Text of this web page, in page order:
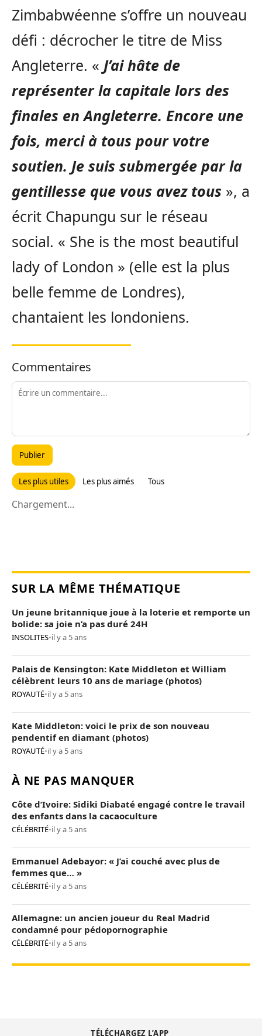
Zimbabwéenne s’offre un nouveau
défi : décrocher le titre de Miss
Angleterre. « J’ai hâte de
représenter la capitale lors des
finales en Angleterre. Encore une
fois, merci à tous pour votre
soutien. Je suis submergée par la
gentillesse que vous avez tous », a
écrit Chapungu sur le réseau
social. « She is the most beautiful
lady of London » (elle est la plus
belle femme de Londres),
chantaient les londoniens.
Commentaires
Publier
Les plus utiles Les plus aimés Tous
Chargement...
SUR LA MÊME THÉMATIQUE
Un jeune britannique joue à la loterie et remporte un
bolide: sa joie n’a pas duré 24H
INSOLITES•il y a 5 ans
Palais de Kensington: Kate Middleton et William
célèbrent leurs 10 ans de mariage (photos)
ROYAUTÉ•il y a 5 ans
Kate Middleton: voici le prix de son nouveau
pendentif en diamant (photos)
ROYAUTÉ•il y a 5 ans
À NE PAS MANQUER
Côte d’Ivoire: Sidiki Diabaté engagé contre le travail
des enfants dans la cacaoculture
CÉLÉBRITÉ•il y a 5 ans
Emmanuel Adebayor: « J’ai couché avec plus de
femmes que… »
CÉLÉBRITÉ•il y a 5 ans
Allemagne: un ancien joueur du Real Madrid
condamné pour pédopornographie
CÉLÉBRITÉ•il y a 5 ans
TÉLÉCHARGEZ L’APP